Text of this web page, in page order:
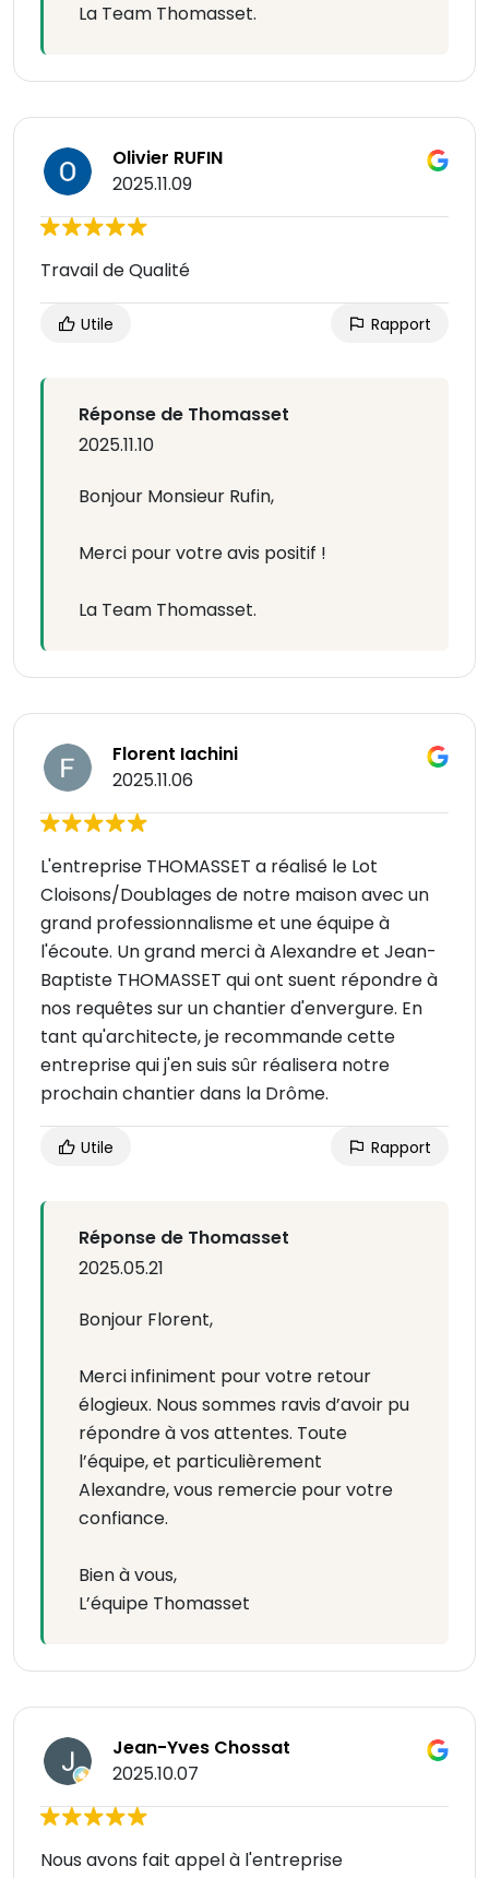
La Team Thomasset.
Olivier RUFIN
2025.11.09
Travail de Qualité
Utile Rapport
Réponse de Thomasset
2025.11.10
Bonjour Monsieur Rufin,
Merci pour votre avis positif !
La Team Thomasset.
Florent Iachini
2025.11.06
L'entreprise THOMASSET a réalisé le Lot
Cloisons/Doublages de notre maison avec un
grand professionnalisme et une équipe à
l'écoute. Un grand merci à Alexandre et Jean-
Baptiste THOMASSET qui ont suent répondre à
nos requêtes sur un chantier d'envergure. En
tant qu'architecte, je recommande cette
entreprise qui j'en suis sûr réalisera notre
prochain chantier dans la Drôme.
Utile Rapport
Réponse de Thomasset
2025.05.21
Bonjour Florent,
Merci infiniment pour votre retour
élogieux. Nous sommes ravis d’avoir pu
répondre à vos attentes. Toute
l’équipe, et particulièrement
Alexandre, vous remercie pour votre
confiance.
Bien à vous,
L’équipe Thomasset
Jean-Yves Chossat
2025.10.07
Nous avons fait appel à l'entreprise